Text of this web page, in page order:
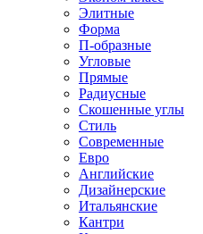
Элитные
Форма
П-образные
Угловые
Прямые
Радиусные
Скошенные углы
Стиль
Современные
Евро
Английские
Дизайнерские
Итальянские
Кантри